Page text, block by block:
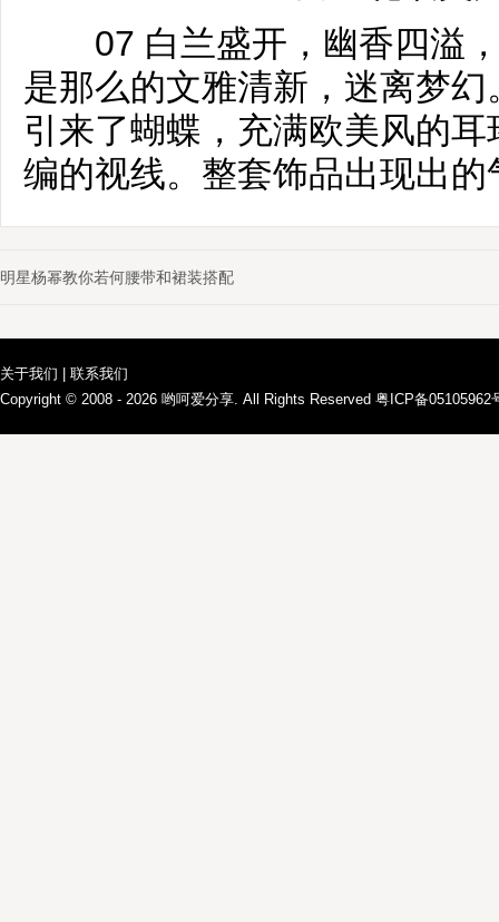
07 白兰盛开，幽香四溢，
是那么的文雅清新，迷离梦
引来了蝴蝶，充满欧美风的
编的视线。整套饰品出现出
明星杨幂教你若何腰带和裙装搭配
关于我们
联系我们
Copyright © 2008 - 2026 哟呵爱分享 . All Rights Reserved 粤ICP备05105962